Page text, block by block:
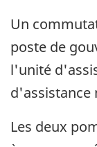
Un
poste de
l'unité
d'assistance
Les deux